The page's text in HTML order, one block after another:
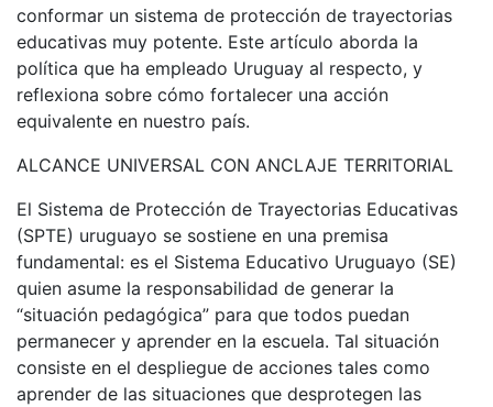
conformar un sistema de protección de trayectorias
educativas muy potente. Este artículo aborda la
política que ha empleado Uruguay al respecto, y
reflexiona sobre cómo fortalecer una acción
equivalente en nuestro país.
ALCANCE UNIVERSAL CON ANCLAJE TERRITORIAL
El Sistema de Protección de Trayectorias Educativas
(SPTE) uruguayo se sostiene en una premisa
fundamental: es el Sistema Educativo Uruguayo (SE)
quien asume la responsabilidad de generar la
“situación pedagógica” para que todos puedan
permanecer y aprender en la escuela. Tal situación
consiste en el despliegue de acciones tales como
aprender de las situaciones que desprotegen las